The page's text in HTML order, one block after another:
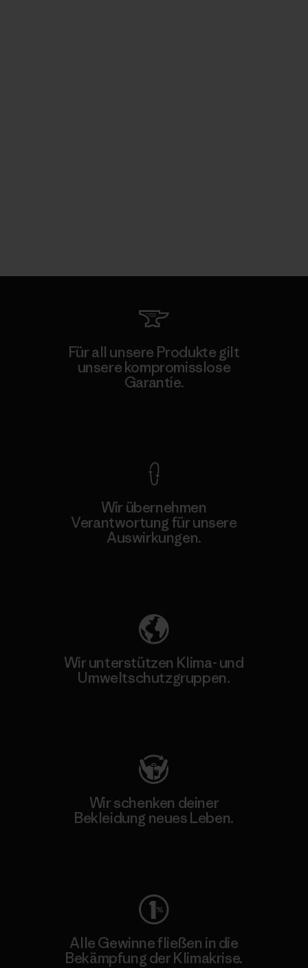
Für all unsere Produkte gilt
unsere kompromisslose
Garantie.
Wir übernehmen
Verantwortung für unsere
Auswirkungen.
Wir unterstützen Klima- und
Umweltschutzgruppen.
Wir schenken deiner
Bekleidung neues Leben.
Alle Gewinne fließen in die
Bekämpfung der Klimakrise.